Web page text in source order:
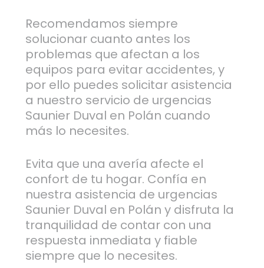
Recomendamos siempre
solucionar cuanto antes los
problemas que afectan a los
equipos para evitar accidentes, y
por ello puedes solicitar asistencia
a nuestro servicio de urgencias
Saunier Duval en Polán cuando
más lo necesites.
Evita que una avería afecte el
confort de tu hogar. Confía en
nuestra asistencia de urgencias
Saunier Duval en Polán y disfruta la
tranquilidad de contar con una
respuesta inmediata y fiable
siempre que lo necesites.